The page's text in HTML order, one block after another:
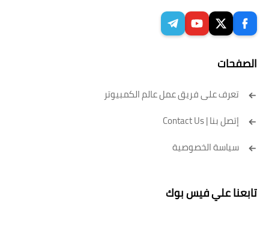
الصفحات
تعرف على فريق عمل عالم الكمبيوتر
إتصل بنا | Contact Us
سياسة الخصوصية
تابعنا علي فيس بوك